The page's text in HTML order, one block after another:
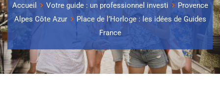
Accueil Votre guide : un professionnel investi
Provence
Alpes Côte Azur
Place de l’Horloge : les idées de Guides
France